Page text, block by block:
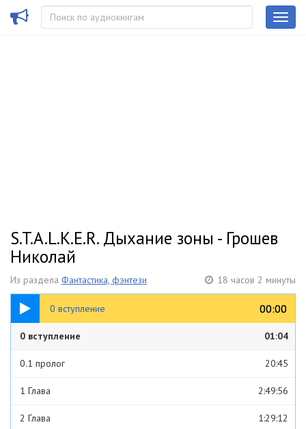
S.T.A.L.K.E.R. Дыхание зоны - Грошев
Николай
Из раздела Фантастика, фэнтези 18 часов 2 минуты
0 вступление 00:00
00:00
01:04
0 вступление 01:04
0.1 пролог 20:45
1 Глава 2:49:56
2 Глава 1:29:12